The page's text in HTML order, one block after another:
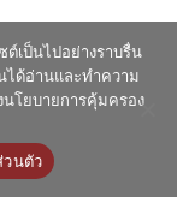
ต์เป็นไปอย่างราบรื่น
ได้อ่านและทำความ
นโยบายการคุ้มครอง
วนตัว